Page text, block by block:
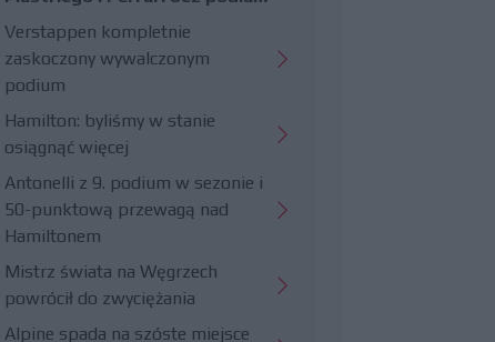
Verstappen kompletnie
zaskoczony wywalczonym
podium
Hamilton: byliśmy w stanie
osiągnąć więcej
Antonelli z 9. podium w sezonie i
50-punktową przewagą nad
Hamiltonem
Mistrz świata na Węgrzech
powrócił do zwyciężania
Alpine spada na szóste miejsce